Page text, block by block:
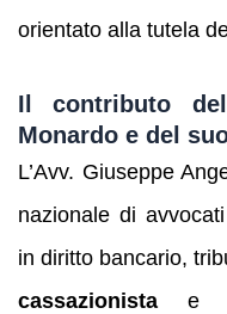
orientato alla tutela
Il contributo
Monardo e del
L’Avv. Giuseppe
nazionale di
in diritto bancario,
cassazionista e